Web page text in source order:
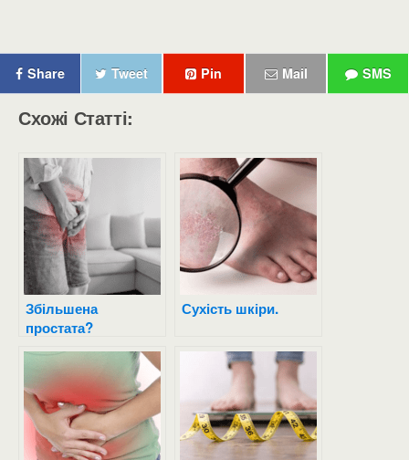
Share Tweet Pin Mail SMS
Схожі Статті:
Збільшена
простата?
Профілактика
простати
Сухість шкіри.